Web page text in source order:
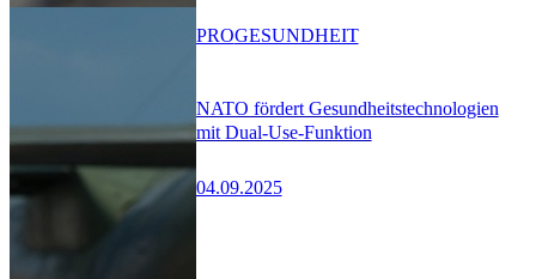
NATO fördert Gesundheitstechnologien
mit Dual-Use-Funktion
04.09.2025
PROGESUNDHEIT